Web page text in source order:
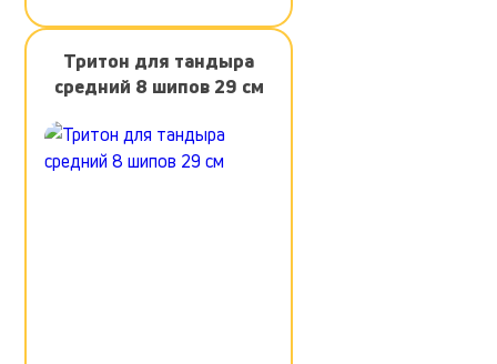
Тритон для тандыра
средний 8 шипов 29 см